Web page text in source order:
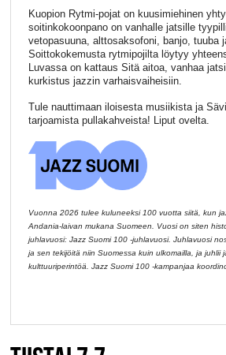
Kuopion Rytmi-pojat on kuusimiehinen
soitinkokoonpano on vanhalle jatsille
vetopasuuna, alttosaksofoni, banjo, tuuba
Soittokokemusta rytmipojilta löytyy
Luvassa on kattaus Sitä aitoa, vanhaa
kurkistus jazzin varhaisvaiheisiin.
Tule nauttimaan iloisesta musiikista ja
tarjoamista pullakahveista! Liput ovelta.
Vuonna 2026 tulee kuluneeksi 100 vuotta siitä, kun
Andania-laivan mukana Suomeen. Vuosi on siten
juhlavuosi: Jazz Suomi 100 -juhlavuosi. Juhlavuosi
ja sen tekijöitä niin Suomessa kuin ulkomailla, ja juhlii
kulttuuriperintöä. Jazz Suomi 100 -kampanjaa